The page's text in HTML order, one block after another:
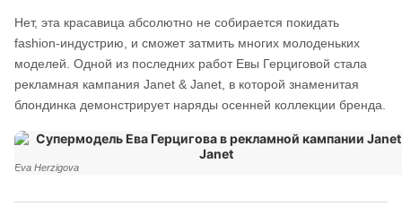
Нет, эта красавица абсолютно не собирается покидать
fashion-индустрию, и сможет затмить многих молоденьких
моделей. Одной из последних работ Евы Герциговой стала
рекламная кампания Janet & Janet, в которой знаменитая
блондинка демонстрирует наряды осенней коллекции бренда.
Eva Herzigova